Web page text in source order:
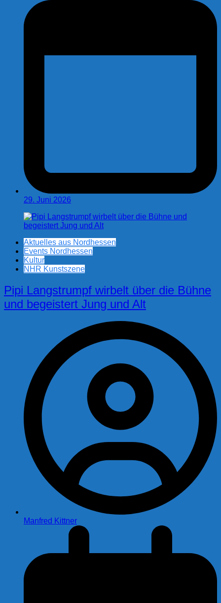
29. Juni 2026
Aktuelles aus Nordhessen
Events Nordhessen
Kultur
NHR Kunstszene
Pipi Langstrumpf wirbelt über die Bühne
und begeistert Jung und Alt
Manfred Kittner